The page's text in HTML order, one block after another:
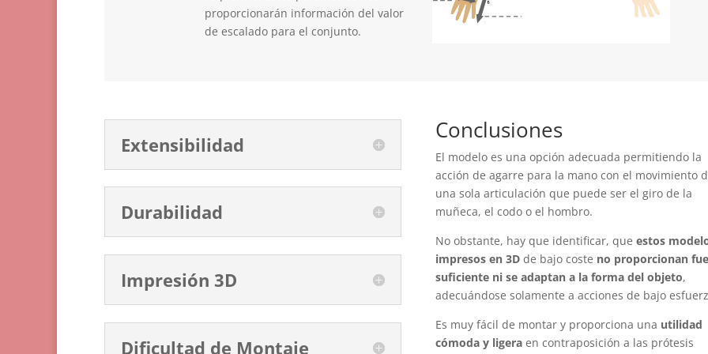
proporcionarán información del valor
de escalado para el conjunto.
Extensibilidad
Durabilidad
Impresión 3D
Dificultad de Montaje
Conclusiones
El modelo es una opción adecuada permitiendo la
acción de agarre para la mano con el movimiento
una sola articulación que puede ser el giro de la
muñeca, el codo o el hombro.
No obstante, hay que identificar, queestos
impresos en 3D de bajo coste no proporcionan
suficiente ni se adaptan a la forma del objeto,
adecuándose solamente a acciones de bajo
Es muy fácil de montar y proporciona una utilidad
cómoda y ligera en contraposición a las prótesis